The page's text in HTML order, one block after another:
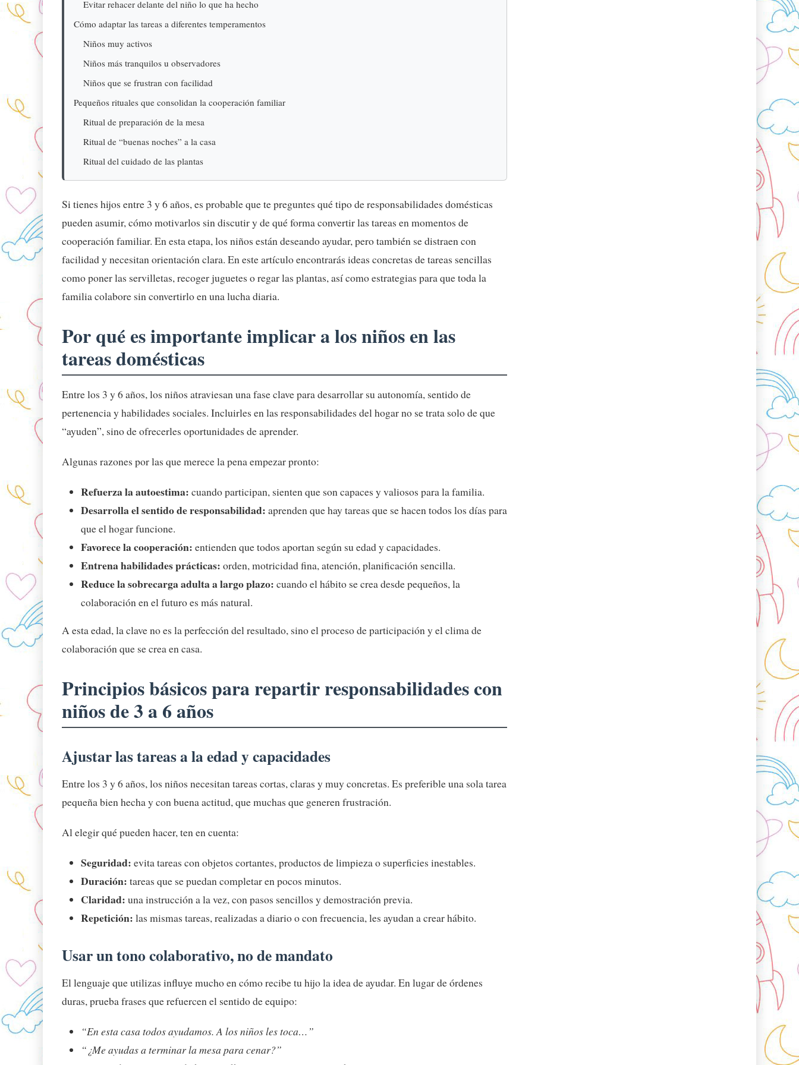
Evitar rehacer delante del niño lo que ha hecho
Cómo adaptar las tareas a diferentes temperamentos
Niños muy activos
Niños más tranquilos u observadores
Niños que se frustran con facilidad
Pequeños rituales que consolidan la cooperación familiar
Ritual de preparación de la mesa
Ritual de “buenas noches” a la casa
Ritual del cuidado de las plantas
Si tienes hijos entre 3 y 6 años, es probable que te preguntes qué tipo de responsabilidades domésticas
pueden asumir, cómo motivarlos sin discutir y de qué forma convertir las tareas en momentos de
cooperación familiar. En esta etapa, los niños están deseando ayudar, pero también se distraen con
facilidad y necesitan orientación clara. En este artículo encontrarás ideas concretas de tareas sencillas
como poner las servilletas, recoger juguetes o regar las plantas, así como estrategias para que toda la
familia colabore sin convertirlo en una lucha diaria.
Por qué es importante implicar a los niños en las
tareas domésticas
Entre los 3 y 6 años, los niños atraviesan una fase clave para desarrollar su autonomía, sentido de
pertenencia y habilidades sociales. Incluirles en las responsabilidades del hogar no se trata solo de que
“ayuden”, sino de ofrecerles oportunidades de aprender.
Algunas razones por las que merece la pena empezar pronto:
Refuerza la autoestima: cuando participan, sienten que son capaces y valiosos para la familia.
Desarrolla el sentido de responsabilidad: aprenden que hay tareas que se hacen todos los días para
que el hogar funcione.
Favorece la cooperación: entienden que todos aportan según su edad y capacidades.
Entrena habilidades prácticas: orden, motricidad fina, atención, planificación sencilla.
Reduce la sobrecarga adulta a largo plazo: cuando el hábito se crea desde pequeños, la
colaboración en el futuro es más natural.
A esta edad, la clave no es la perfección del resultado, sino el proceso de participación y el clima de
colaboración que se crea en casa.
Principios básicos para repartir responsabilidades con
niños de 3 a 6 años
Ajustar las tareas a la edad y capacidades
Entre los 3 y 6 años, los niños necesitan tareas cortas, claras y muy concretas. Es preferible una sola tarea
pequeña bien hecha y con buena actitud, que muchas que generen frustración.
Al elegir qué pueden hacer, ten en cuenta:
Seguridad: evita tareas con objetos cortantes, productos de limpieza o superficies inestables.
Duración: tareas que se puedan completar en pocos minutos.
Claridad: una instrucción a la vez, con pasos sencillos y demostración previa.
Repetición: las mismas tareas, realizadas a diario o con frecuencia, les ayudan a crear hábito.
Usar un tono colaborativo, no de mandato
El lenguaje que utilizas influye mucho en cómo recibe tu hijo la idea de ayudar. En lugar de órdenes
duras, prueba frases que refuercen el sentido de equipo:
“En esta casa todos ayudamos. A los niños les toca…”
“¿Me ayudas a terminar la mesa para cenar?”